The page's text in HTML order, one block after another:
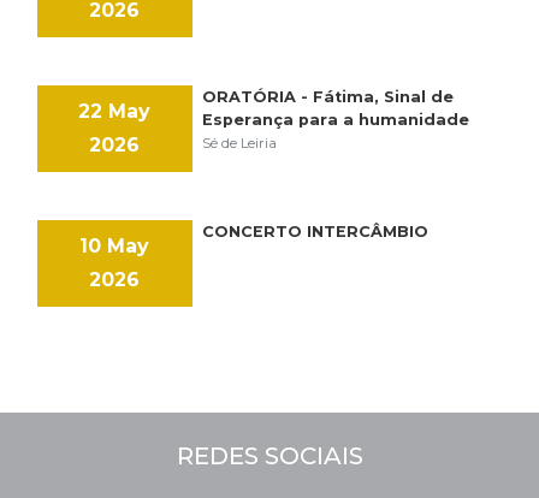
2026
22 May
2026
ORATÓRIA - Fátima, Sinal de
Esperança para a humanidade
Sé de Leiria
10 May
2026
CONCERTO INTERCÂMBIO
REDES SOCIAIS